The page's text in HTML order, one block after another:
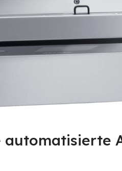
automatisierte